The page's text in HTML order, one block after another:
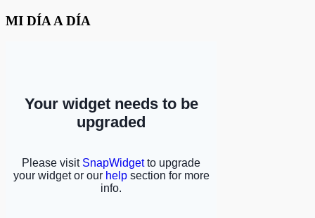
MI DÍA A DÍA